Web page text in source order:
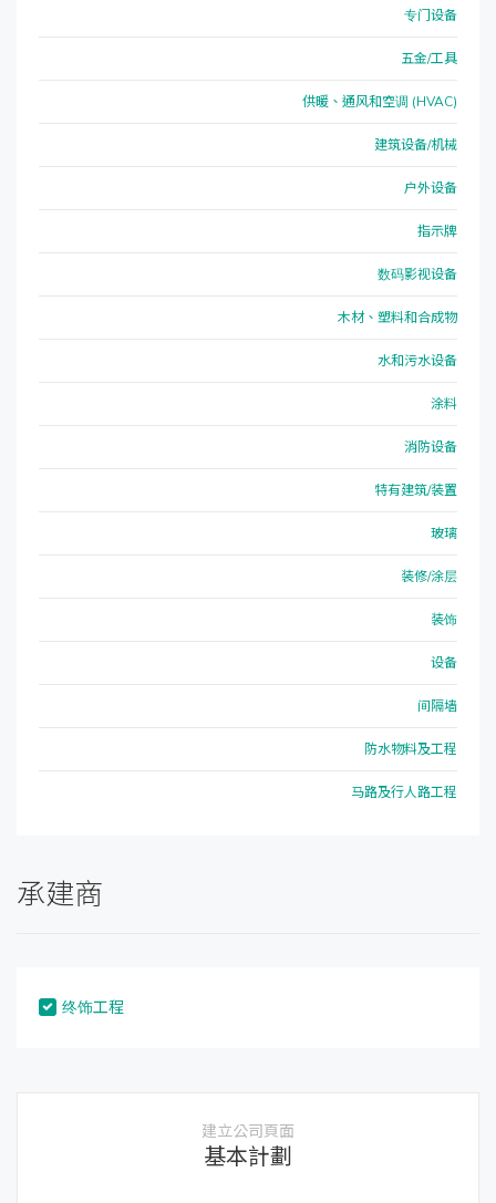
专门设备
五金/工具
供暖、通风和空调 (HVAC)
建筑设备/机械
户外设备
指示牌
数码影视设备
木材、塑料和合成物
水和污水设备
涂料
消防设备
特有建筑/装置
玻璃
装修/涂层
装饰
设备
间隔墙
防水物料及工程
马路及行人路工程
承建商
终饰工程
建立公司頁面
基本計劃